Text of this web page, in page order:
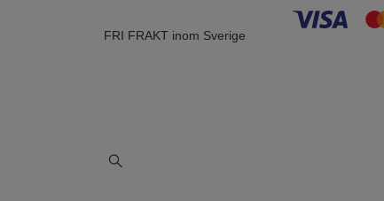
FRI FRAKT inom Sverige